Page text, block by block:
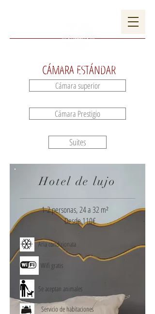
CÁMARA ESTÁNDAR
Cámara superior
Cámara Prestigio
Suites
Hotel de lujo
1-2 personas, 24 a 32 m²
Desde 110€
Aria condizionata
Wifi gratis
Se aceptan animales
Servicio de habitaciones